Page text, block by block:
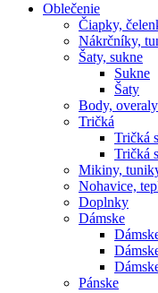
Oblečenie
Čiapky,
Nákrčníky,
Šaty, sukne
Sukne
Šaty
Body, overaly
Tričká
Tričká
Tričká
Mikiny,
Nohavice,
Doplnky
Dámske
Pánske